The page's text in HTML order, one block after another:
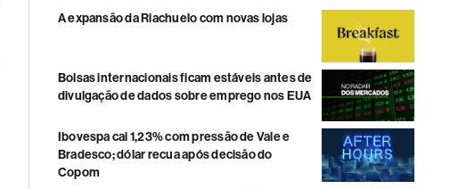
A expansão da Riachuelo com novas lojas
Bolsas internacionais ficam estáveis antes de
divulgação de dados sobre emprego nos EUA
Ibovespa cai 1,23% com pressão de Vale e
Bradesco; dólar recua após decisão do
Copom